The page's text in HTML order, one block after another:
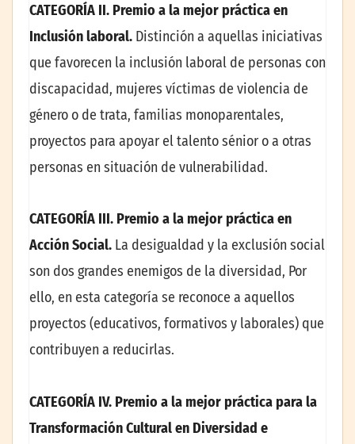
CATEGORÍA II. Premio a la mejor práctica en
Inclusión laboral. Distinción a aquellas iniciativas
que favorecen la inclusión laboral de personas con
discapacidad, mujeres víctimas de violencia de
género o de trata, familias monoparentales,
proyectos para apoyar el talento sénior o a otras
personas en situación de vulnerabilidad.
CATEGORÍA III. Premio a la mejor práctica en
Acción Social. La desigualdad y la exclusión social
son dos grandes enemigos de la diversidad, Por
ello, en esta categoría se reconoce a aquellos
proyectos (educativos, formativos y laborales) que
contribuyen a reducirlas.
CATEGORÍA IV. Premio a la mejor práctica para la
Transformación Cultural en Diversidad e